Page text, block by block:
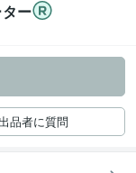
ー
品者に質問